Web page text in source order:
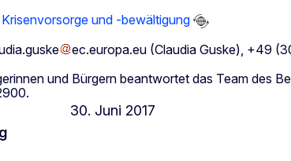
und -bewältigung
.guske ec.europa.eu (Claudia Guske), +49
und Bürgern beantwortet das Team des
30. Juni 2017